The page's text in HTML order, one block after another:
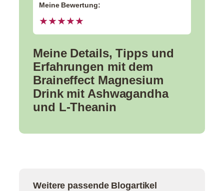
Meine Bewertung:
★★★★★
Meine Details, Tipps und
Erfahrungen mit dem
Braineffect Magnesium
Drink mit Ashwagandha
und L-Theanin
Weitere passende Blogartikel